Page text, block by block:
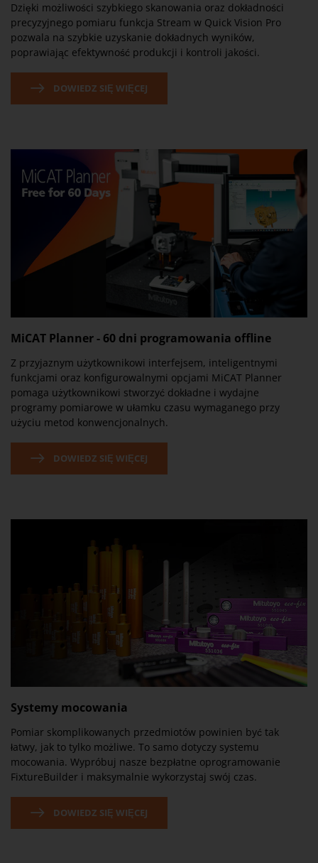
Dzięki możliwości szybkiego skanowania oraz dokładności
precyzyjnego pomiaru funkcja Stream w Quick Vision Pro
pozwala na szybkie uzyskanie dokładnych wyników,
poprawiając efektywność produkcji i kontroli jakości.
DOWIEDZ SIĘ WIĘCEJ
MiCAT Planner - 60 dni programowania offline
Z przyjaznym użytkownikowi interfejsem, inteligentnymi
funkcjami oraz konfigurowalnymi opcjami MiCAT Planner
pomaga użytkownikowi stworzyć dokładne i wydajne
programy pomiarowe w ułamku czasu wymaganego przy
użyciu metod konwencjonalnych.
DOWIEDZ SIĘ WIĘCEJ
Systemy mocowania
Pomiar skomplikowanych przedmiotów powinien być tak
łatwy, jak to tylko możliwe. To samo dotyczy systemu
mocowania. Wypróbuj nasze bezpłatne oprogramowanie
FixtureBuilder i maksymalnie wykorzystaj swój czas.
DOWIEDZ SIĘ WIĘCEJ